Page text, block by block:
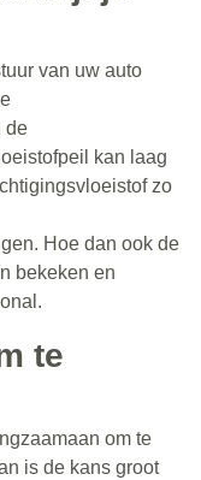
van uw auto
de
kan laag
zo
Hoe dan ook de
bekeken en
te
om te
is de kans groot